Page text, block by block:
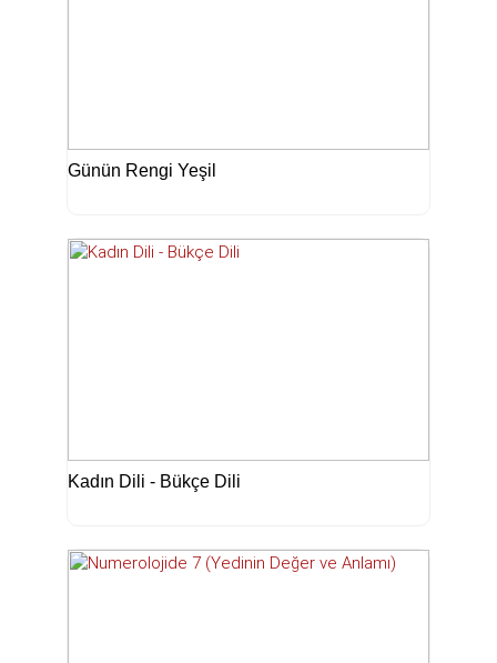
Günün Rengi Yeşil
Kadın Dili - Bükçe Dili